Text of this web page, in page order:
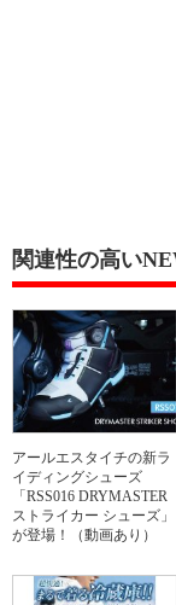
関連性の高い
アールエスタイチの新ラ
イディングシューズ
「RSS016 DRYMASTER
ストライカー シューズ」
が登場！（動画あり）